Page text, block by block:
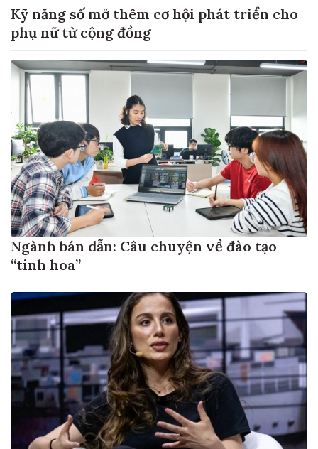
Kỹ năng số mở thêm cơ hội phát triển cho
phụ nữ từ cộng đồng
Ngành bán dẫn: Câu chuyện về đào tạo
“tinh hoa”